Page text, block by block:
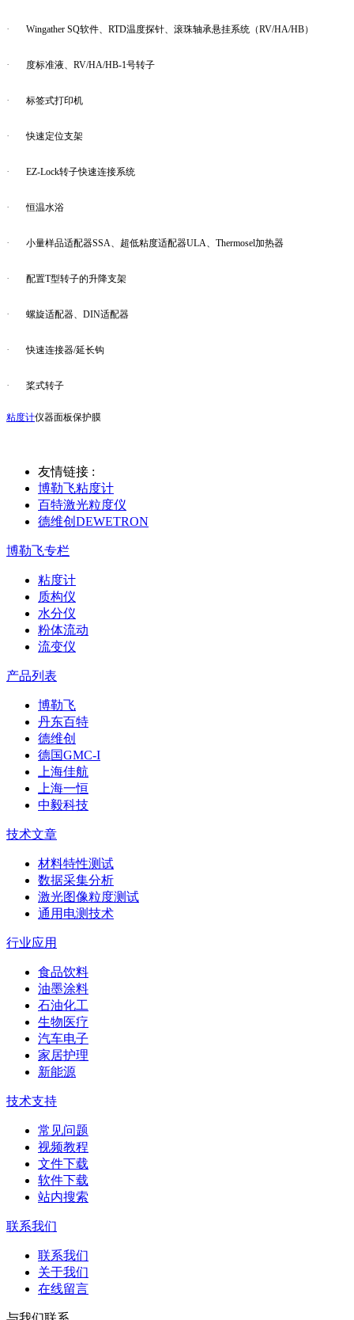
· Wingather SQ软件、RTD温度探针、滚珠轴承悬挂系统（RV/HA/HB）
· 度标准液、RV/HA/HB-1号转子
· 标签式打印机
· 快速定位支架
· EZ-Lock转子快速连接系统
· 恒温水浴
· 小量样品适配器SSA、超低粘度适配器ULA、Thermosel加热器
· 配置T型转子的升降支架
· 螺旋适配器、DIN适配器
· 快速连接器/延长钩
· 桨式转子
粘度计仪器面板保护膜
友情链接 :
博勒飞粘度计
百特激光粒度仪
德维创DEWETRON
博勒飞专栏
粘度计
质构仪
水分仪
粉体流动
流变仪
产品列表
博勒飞
丹东百特
德维创
德国GMC-I
上海佳航
上海一恒
中毅科技
技术文章
材料特性测试
数据采集分析
激光图像粒度测试
通用电测技术
行业应用
食品饮料
油墨涂料
石油化工
生物医疗
汽车电子
家居护理
新能源
技术支持
常见问题
视频教程
文件下载
软件下载
站内搜索
联系我们
联系我们
关于我们
在线留言